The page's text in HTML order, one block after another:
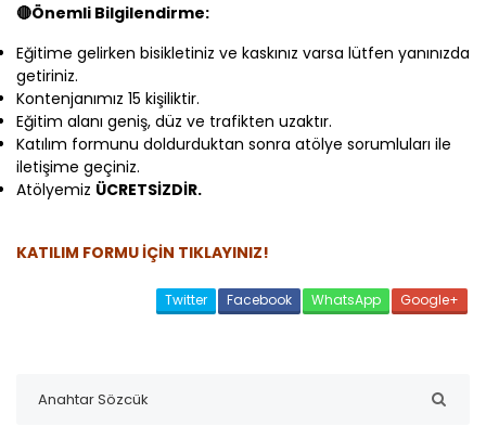
🔴Önemli Bilgilendirme:
Eğitime gelirken bisikletiniz ve kaskınız varsa lütfen yanınızda
getiriniz.
Kontenjanımız 15 kişiliktir.
Eğitim alanı geniş, düz ve trafikten uzaktır.
Katılım formunu doldurduktan sonra atölye sorumluları ile
iletişime geçiniz.
Atölyemiz ÜCRETSİZDİR.
KATILIM FORMU İÇİN TIKLAYINIZ!
Twitter Facebook WhatsApp Google+